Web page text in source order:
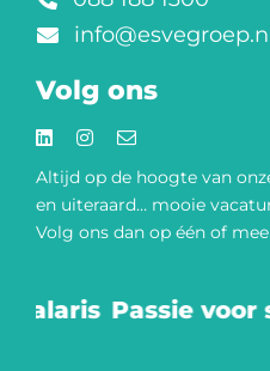
Volg ons
Altijd op de hoogte van
en uiteraard… mooie
Volg ons dan op één of
Passie voor